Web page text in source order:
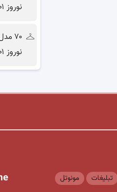
نوروز ۱۴۰۱
۷۰
نوروز ۱۴۰۱
تبلیغات مونوتل